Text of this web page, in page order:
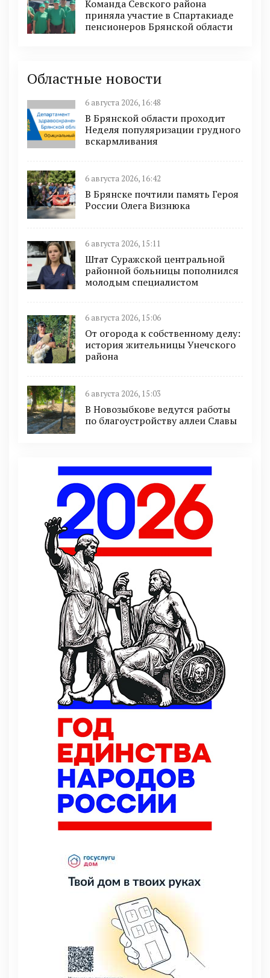
Команда Севского района
приняла участие в Спартакиаде
пенсионеров Брянской области
Областные новости
6 августа 2026, 16:48
В Брянской области проходит
Неделя популяризации грудного
вскармливания
6 августа 2026, 16:42
В Брянске почтили память Героя
России Олега Визнюка
6 августа 2026, 15:11
Штат Суражской центральной
районной больницы пополнился
молодым специалистом
6 августа 2026, 15:06
От огорода к собственному делу:
история жительницы Унечского
района
6 августа 2026, 15:03
В Новозыбкове ведутся работы
по благоустройству аллеи Славы